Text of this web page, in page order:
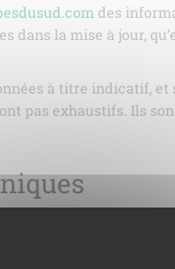
des
la mise à jour,
à titre indicatif, et
pas exhaustifs. Ils
site. De plus,
génération mis-